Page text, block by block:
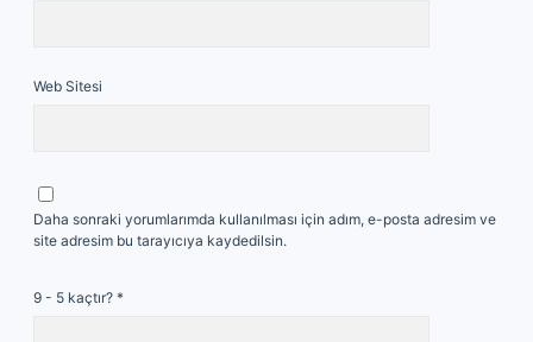
Web Sitesi
Daha sonraki yorumlarımda kullanılması için adım, e-posta adresim ve
site adresim bu tarayıcıya kaydedilsin.
9 - 5 kaçtır? *